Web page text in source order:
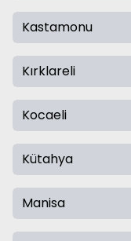
Kastamonu
Kırklareli
Kocaeli
Kütahya
Manisa